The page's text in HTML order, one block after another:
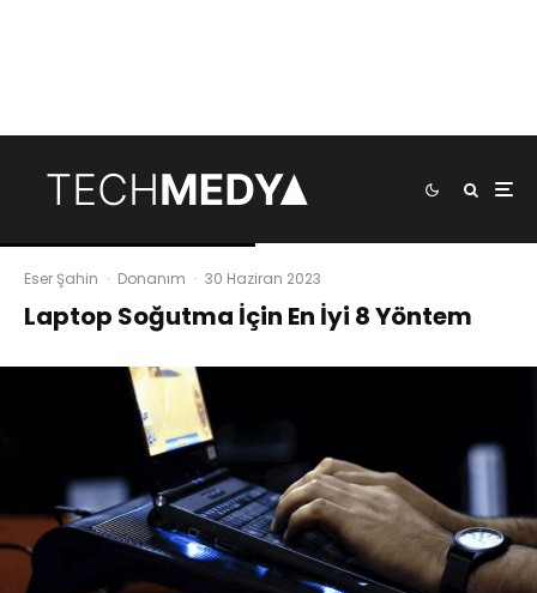
Eser Şahin · Donanım · 30 Haziran 2023
Laptop Soğutma İçin En İyi 8 Yöntem